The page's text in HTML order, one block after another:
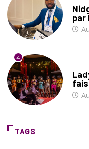
par
4
TAGS